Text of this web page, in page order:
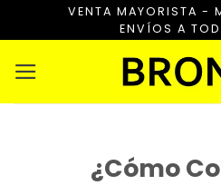
VENTA MAYORISTA -
ENVÍOS A
¿Cómo